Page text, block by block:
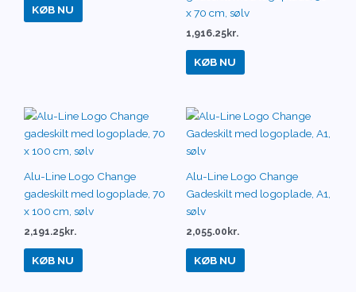
KØB NU
x 70 cm, sølv
1,916.25kr.
KØB NU
Alu-Line Logo Change
gadeskilt med logoplade, 70
x 100 cm, sølv
2,191.25kr.
KØB NU
Alu-Line Logo Change
Gadeskilt med logoplade, A1,
sølv
2,055.00 kr.
KØB NU